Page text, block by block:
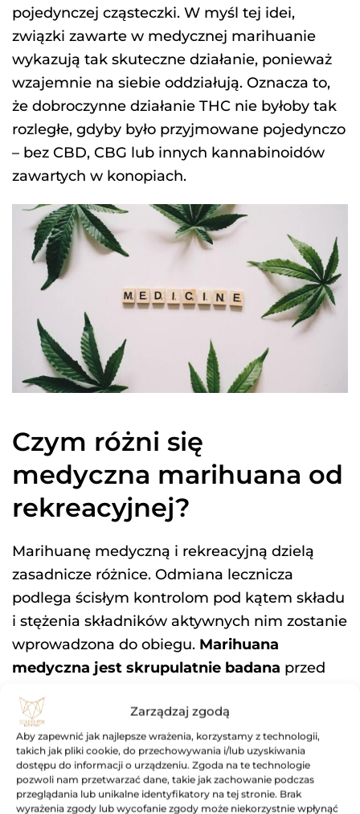
Zarządzaj zgodą
Aby zapewnić jak najlepsze wrażenia, korzystamy z technologii,
takich jak pliki cookie, do przechowywania i/lub uzyskiwania
dostępu do informacji o urządzeniu. Zgoda na te technologie
pozwoli nam przetwarzać dane, takie jak zachowanie podczas
przeglądania lub unikalne identyfikatory na tej stronie. Brak
wyrażenia zgody lub wycofanie zgody może niekorzystnie wpłynąć
pojedynczej cząsteczki. W myśl tej idei,
związki zawarte w medycznej marihuanie
wykazują tak skuteczne działanie, ponieważ
wzajemnie na siebie oddziałują. Oznacza to,
że dobroczynne działanie THC nie byłoby tak
rozległe, gdyby było przyjmowane pojedynczo
– bez CBD, CBG lub innych kannabinoidów
zawartych w konopiach.
Czym różni się
medyczna marihuana od
rekreacyjnej?
Marihuanę medyczną i rekreacyjną dzielą
zasadnicze różnice. Odmiana lecznicza
podlega ścisłym kontrolom pod kątem składu
i stężenia składników aktywnych nim zostanie
wprowadzona do obiegu. Marihuana
medyczna jest skrupulatnie badana przed
spełnia wszystkie normy i czy wszystkie
związki w nim zawarte nie wykraczają poza
narzucony zakres – dzięki temu każda porcja
medycznej marihuany zawiera taką samą
ilość substancji czynnych. Marihuana